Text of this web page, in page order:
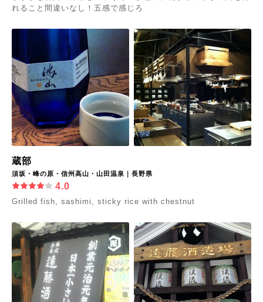
れること間違いなし！五感で感じろ
蔵部
須坂・峰の原・信州高山・山田温泉｜長野県
4.0
Grilled fish, sashimi, sticky rice with chestnut